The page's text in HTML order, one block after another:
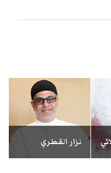
نزار القطري